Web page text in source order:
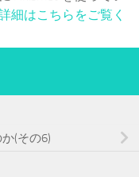
細はこちらをご覧く
(その6)